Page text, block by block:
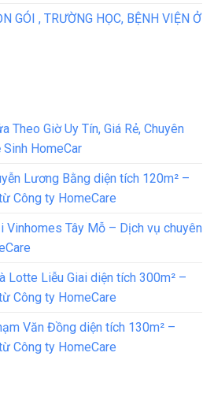
GÓI , TRƯỜNG HỌC, BỆNH VIỆN Ở
Theo Giờ Uy Tín, Giá Rẻ, Chuyên
Sinh HomeCar
Lương Bằng diện tích 120m² –
Công ty HomeCare
Vinhomes Tây Mỗ – Dịch vụ chuyên
Lotte Liễu Giai diện tích 300m² –
Công ty HomeCare
Văn Đồng diện tích 130m² –
Công ty HomeCare